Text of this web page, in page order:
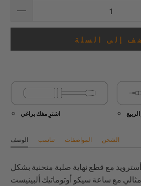
إلى السلة
اشترِ مفك براغي
الوصف تناسب المواصفات الشحن
مع قطع نهاية صلبة منحنية بشكل
مثالي مع ساعة سيكو أوتوماتيك ألبينيست SARB017 ونسخها